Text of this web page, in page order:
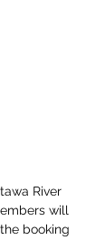
River
will
booking